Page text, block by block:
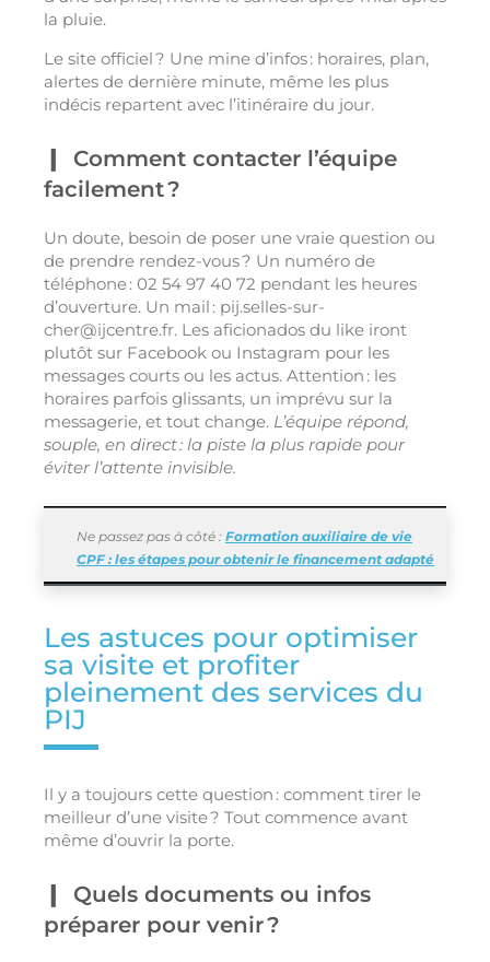
la pluie.
Le site officiel ? Une mine d’infos : horaires, plan,
alertes de dernière minute, même les plus
indécis repartent avec l’itinéraire du jour.
Comment contacter l’équipe
facilement ?
Un doute, besoin de poser une vraie question ou
de prendre rendez-vous ? Un numéro de
téléphone : 02 54 97 40 72 pendant les heures
d’ouverture. Un mail : pij.selles-sur-
cher@ijcentre.fr. Les aficionados du like iront
plutôt sur Facebook ou Instagram pour les
messages courts ou les actus. Attention : les
horaires parfois glissants, un imprévu sur la
messagerie, et tout change. L’équipe répond,
souple, en direct : la piste la plus rapide pour
éviter l’attente invisible.
Ne passez pas à côté : Formation auxiliaire de vie
CPF : les étapes pour obtenir le financement adapté
Les astuces pour optimiser
sa visite et profiter
pleinement des services du
PIJ
Il y a toujours cette question : comment tirer le
meilleur d’une visite ? Tout commence avant
même d’ouvrir la porte.
Quels documents ou infos
préparer pour venir ?